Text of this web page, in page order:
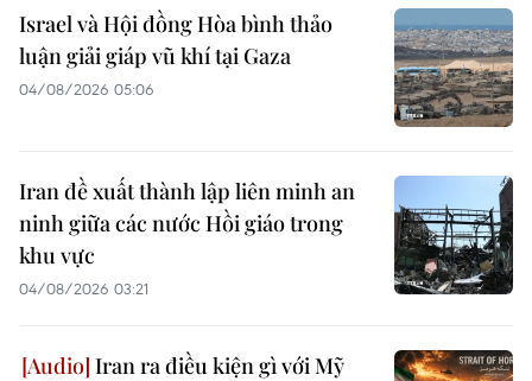
Israel và Hội đồng Hòa bình thảo
luận giải giáp vũ khí tại Gaza
04/08/2026 05:06
Iran đề xuất thành lập liên minh an
ninh giữa các nước Hồi giáo trong
khu vực
04/08/2026 03:21
Iran ra điều kiện gì với Mỹ